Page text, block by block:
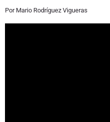
Por Mario Rodríguez Vigueras